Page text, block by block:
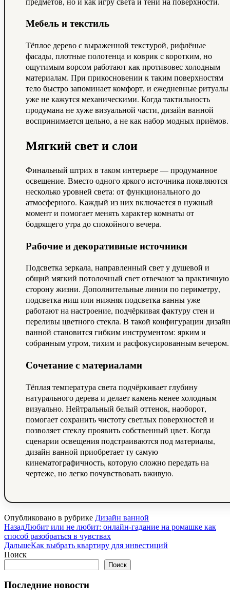
Мебель и текстиль
Тёплое дерево с выраженной текстурой, рифлёные
фасады, плотные полотенца и коврик с коротким, но
ощутимым ворсом работают как противовес холодным
материалам. При прикосновении к таким поверхностям
тело быстро запоминает комфорт, и ежедневные ритуалы
уже не кажутся механическими. Когда тактильность
продумана не хуже визуальной части, дизайн ванной
воспринимается цельно, а не как набор модных приёмов.
Мягкий свет и слои
Финальный штрих в таком интерьере — продуманное
освещение. Вместо одного яркого источника появляются
несколько уровней света: от функционального до
атмосферного. Каждый из них включается в нужный
момент и помогает менять характер комнаты от
бодрящего утра до спокойного вечера.
Рабочие и декоративные источники
Подсветка зеркала, направленный свет у душевой и
общий мягкий потолочный свет отвечают за практичную
сторону жизни. Дополнительные линии по периметру,
подсветка ниш или нижняя подсветка ванны уже
работают на настроение, подчёркивая фактуру стен и
переливы цветного стекла. В такой конфигурации дизайн
ванной становится гибким инструментом: ярким и
собранным утром, тихим и расфокусированным вечером.
Сочетание с материалами
Тёплая температура света подчёркивает глубину
натурального дерева и делает камень менее холодным
визуально. Нейтральный белый оттенок, наоборот,
помогает сохранить чистоту светлых поверхностей и
позволяет стеклу проявить собственный цвет. Когда
сценарии освещения подстраиваются под материалы,
дизайн ванной приобретает ту самую
кинематографичность, которую сложно передать на
чертеже, но легко почувствовать вживую.
Опубликовано в рубрике Дизайн ванной
НазадЛюбит или не любит: онлайн-гадание на ромашке как
способ разобраться в чувствах
ДальшеКак выбрать квартиру для инвестиций
Поиск
Поиск
Последние новости